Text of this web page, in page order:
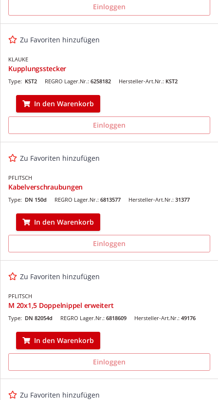
Einloggen
Zu Favoriten hinzufügen
KLAUKE
Kupplungsstecker
REGRO Lager.Nr.: 6258182
Type: KST2 Hersteller-Art.Nr.: KST2
In den Warenkorb
Einloggen
Zu Favoriten hinzufügen
PFLITSCH
Kabelverschraubungen
REGRO Lager.Nr.: 6813577
Type: DN 150d Hersteller-Art.Nr.: 31377
In den Warenkorb
Einloggen
Zu Favoriten hinzufügen
PFLITSCH
M 20x1,5 Doppelnippel erweitert
REGRO Lager.Nr.: 6818609
Type: DN 82054d Hersteller-Art.Nr.: 49176
In den Warenkorb
Einloggen
Zu Favoriten hinzufügen